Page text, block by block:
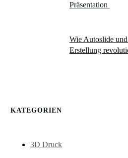
Präsentation
Wie Autoslide
Erstellung
KATEGORIEN
3D Druck